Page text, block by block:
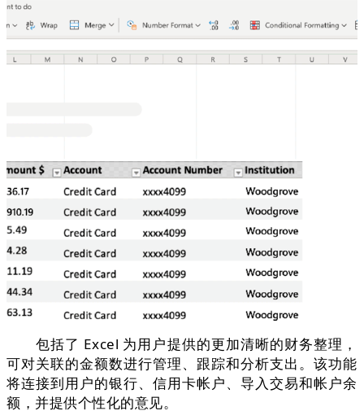
包括了 Excel 为用户提供的更加清晰的财务整理，
可对关联的金额数进行管理、跟踪和分析支出。该功能
将连接到用户的银行、信用卡帐户、导入交易和帐户余
额，并提供个性化的意见。